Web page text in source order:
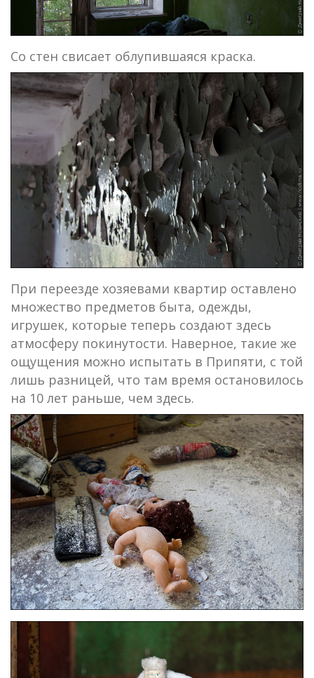
Со стен свисает облупившаяся краска.
При переезде хозяевами квартир оставлено
множество предметов быта, одежды,
игрушек, которые теперь создают здесь
атмосферу покинутости. Наверное, такие же
ощущения можно испытать в Припяти, с той
лишь разницей, что там время остановилось
на 10 лет раньше, чем здесь.